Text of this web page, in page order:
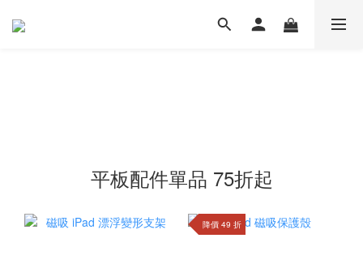
平板配件單品 75折起
降價 49 折